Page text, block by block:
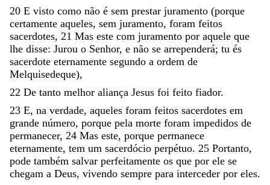
20 E visto como não é sem prestar juramento (porque
certamente aqueles, sem juramento, foram feitos
sacerdotes, 21 Mas este com juramento por aquele que
lhe disse: Jurou o Senhor, e não se arrependerá; tu és
sacerdote eternamente segundo a ordem de
Melquisedeque),
22 De tanto melhor aliança Jesus foi feito fiador.
23 E, na verdade, aqueles foram feitos sacerdotes em
grande número, porque pela morte foram impedidos de
permanecer, 24 Mas este, porque permanece
eternamente, tem um sacerdócio perpétuo. 25 Portanto,
pode também salvar perfeitamente os que por ele se
chegam a Deus, vivendo sempre para interceder por eles.